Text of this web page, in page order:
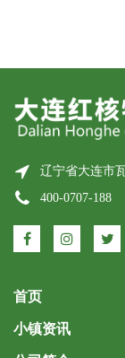
辽宁省大连市
400-0707-188
首页
小镇资讯